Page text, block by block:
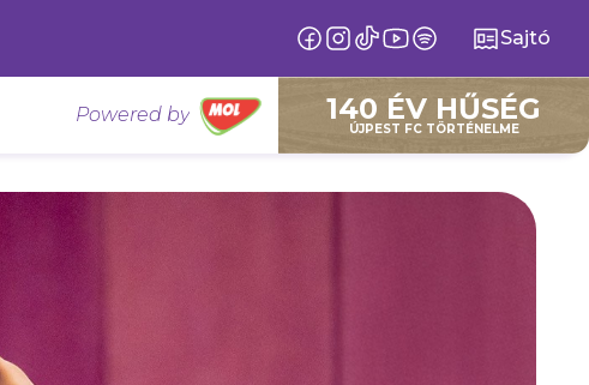
Sajtó
Powered by 140 ÉV HŰSÉG
ÚJPEST FC TÖRTÉNELME